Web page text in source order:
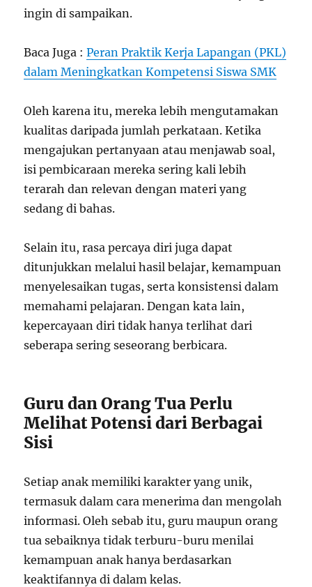
ingin di sampaikan.
Baca Juga :Peran Praktik Kerja Lapangan (PKL)
dalam Meningkatkan Kompetensi Siswa SMK
Oleh karena itu, mereka lebih mengutamakan
kualitas daripada jumlah perkataan. Ketika
mengajukan pertanyaan atau menjawab soal,
isi pembicaraan mereka sering kali lebih
terarah dan relevan dengan materi yang
sedang di bahas.
Selain itu, rasa percaya diri juga dapat
ditunjukkan melalui hasil belajar, kemampuan
menyelesaikan tugas, serta konsistensi dalam
memahami pelajaran. Dengan kata lain,
kepercayaan diri tidak hanya terlihat dari
seberapa sering seseorang berbicara.
Guru dan Orang Tua Perlu
Melihat Potensi dari Berbagai
Sisi
Setiap anak memiliki karakter yang unik,
termasuk dalam cara menerima dan mengolah
informasi. Oleh sebab itu, guru maupun orang
tua sebaiknya tidak terburu-buru menilai
kemampuan anak hanya berdasarkan
keaktifannya di dalam kelas.